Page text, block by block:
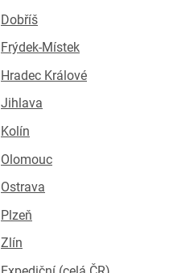
Dobříš
Frýdek-Místek
Hradec Králové
Jihlava
Kolín
Olomouc
Ostrava
Plzeň
Zlín